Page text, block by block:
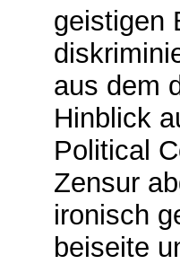
geistigen
aus dem
Hinblick
Political
Zensur
ironisch
beiseite